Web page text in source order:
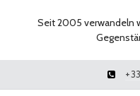
Seit 2005 verwandeln